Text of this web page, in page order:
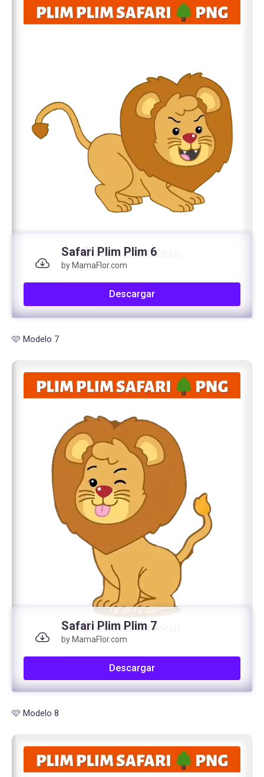
Safari Plim Plim 6
by MamaFlor.com
Descargar
🩷 Modelo 7
Safari Plim Plim 7
by MamaFlor.com
Descargar
🩷 Modelo 8